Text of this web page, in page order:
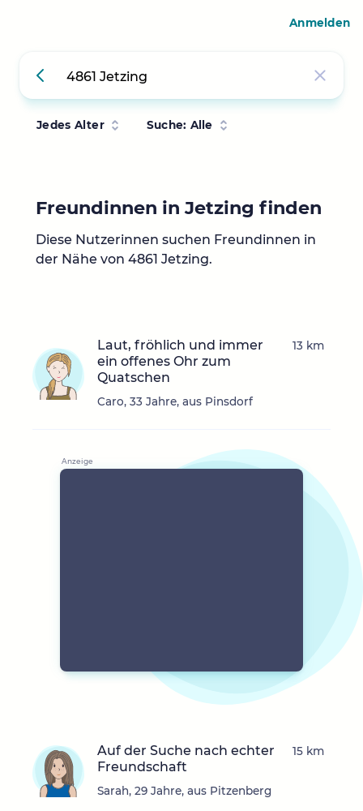
Jedes Alter Suche: Alle
Freundinnen in Jetzing finden
Diese Nutzerinnen suchen Freundinnen in
der Nähe von 4861 Jetzing.
Laut, fröhlich und immer
ein offenes Ohr zum
Quatschen
Caro, 33 Jahre, aus Pinsdorf
13 km
Auf der Suche nach echter
Freundschaft
Sarah, 29 Jahre, aus Pitzenberg
15 km
Anmelden